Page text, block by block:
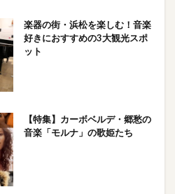
楽器の街・浜松を楽しむ！音楽
好きにおすすめの3大観光スポ
ット
【特集】カーボベルデ・郷愁の
音楽「モルナ」の歌姫たち